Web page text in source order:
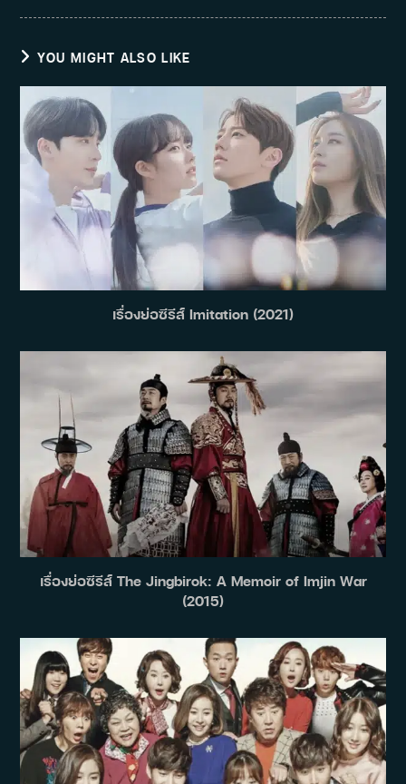
YOU MIGHT ALSO LIKE
เรื่องย่อซีรีส์ Imitation (2021)
เรื่องย่อซีรีส์ The Jingbirok: A Memoir of Imjin War
(2015)